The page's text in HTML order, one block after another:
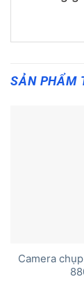
SẢN PHẨM
Camera